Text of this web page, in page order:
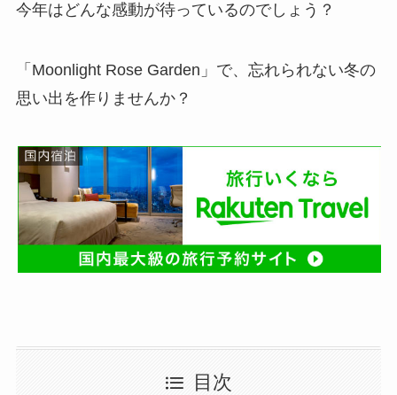
今年はどんな感動が待っているのでしょう？
「Moonlight Rose Garden」で、忘れられない冬の
思い出を作りませんか？
目次